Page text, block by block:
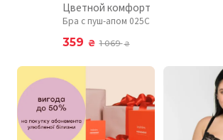
Цветной комфорт
Бра с пуш-апом 025C
359 ₴ 1 069₴